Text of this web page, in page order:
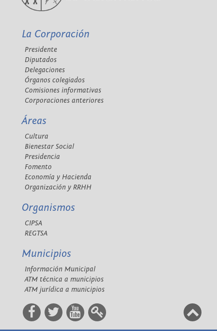
La Corporación
Presidente
Diputados
Delegaciones
Órganos colegiados
Comisiones informativas
Corporaciones anteriores
Áreas
Cultura
Bienestar Social
Presidencia
Fomento
Economía y Hacienda
Organización y RRHH
Organismos
CIPSA
REGTSA
Municipios
Información Municipal
ATM técnica a municipios
ATM jurídica a municipios